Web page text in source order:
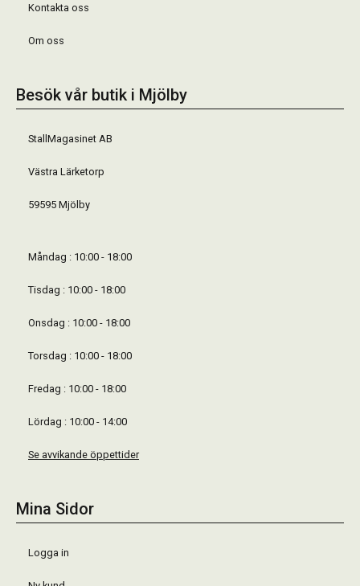
Kontakta oss
Om oss
Besök vår butik i Mjölby
StallMagasinet AB
Västra Lärketorp
59595 Mjölby
Måndag : 10:00 - 18:00
Tisdag : 10:00 - 18:00
Onsdag : 10:00 - 18:00
Torsdag : 10:00 - 18:00
Fredag : 10:00 - 18:00
Lördag : 10:00 - 14:00
Se avvikande öppettider
Mina Sidor
Logga in